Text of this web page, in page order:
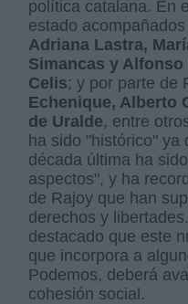
política catalana. En
estado
Adriana Lastra,
Simancas y
Celis; y por parte de
Echenique, Alberto
de Uralde, entre
ha sido "histórico" ya
década última ha
aspectos", y ha
de Rajoy que han
derechos y
destacado que este
que incorpora a
Podemos, deberá
cohesión social.